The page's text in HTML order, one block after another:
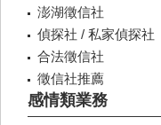
澎湖徵信社
偵探社 / 私家偵探社
合法徵信社
徵信社推薦
感情類業務